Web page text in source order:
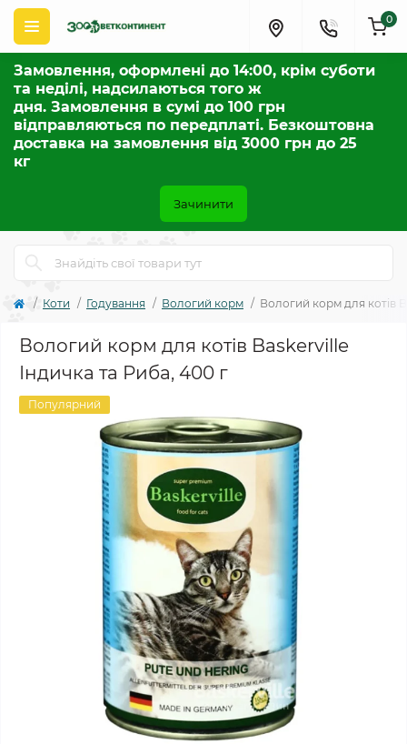
Замовлення, оформлені до 14:00, крім суботи
та неділі, надсилаються того ж
дня. Замовлення в сумі до 100 грн
відправляються по передплаті. Безкоштовна
доставка на замовлення від 3000 грн до 25
кг
Зачинити
0
Коти Годування Вологий корм Вологий корм для котів
Вологий корм для котів Baskerville
Індичка та Риба, 400 г
Популярний